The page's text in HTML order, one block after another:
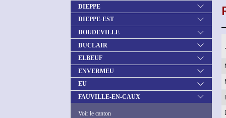
DIEPPE
DIEPPE-EST
DOUDEVILLE
DUCLAIR
ELBEUF
ENVERMEU
EU
FAUVILLE-EN-CAUX
Voir le canton